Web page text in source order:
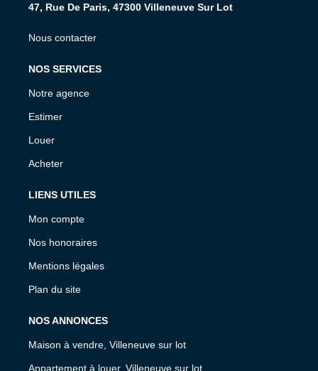
47, Rue De Paris, 47300 Villeneuve Sur Lot
Nous contacter
NOS SERVICES
Notre agence
Estimer
Louer
Acheter
LIENS UTILES
Mon compte
Nos honoraires
Mentions légales
Plan du site
NOS ANNONCES
Maison à vendre, Villeneuve sur lot
Appartement à louer, Villeneuve sur lot